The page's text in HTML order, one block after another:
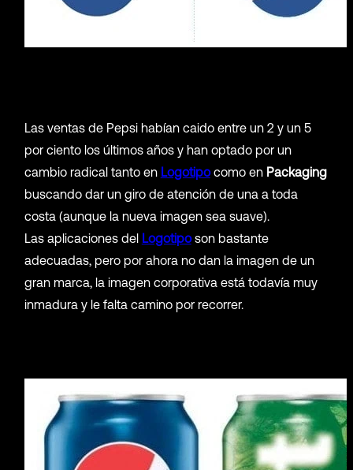
Las ventas de Pepsi habían caido entre un 2 y un 5
por ciento los últimos años y han optado por un
cambio radical tanto en Logotipocomo en Packaging
buscando dar un giro de atención de una a toda
costa (aunque la nueva imagen sea suave).
Las aplicaciones del Logotiposon bastante
adecuadas, pero por ahora no dan la imagen de un
gran marca, la imagen corporativa está todavía muy
inmadura y le falta camino por recorrer.